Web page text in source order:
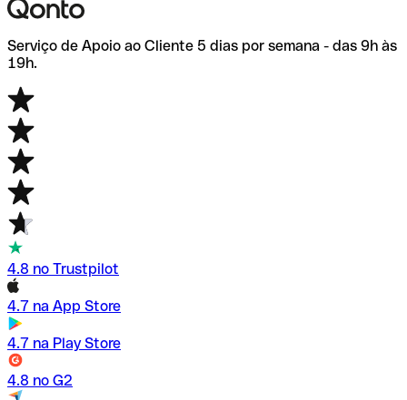
Serviço de Apoio ao Cliente 5 dias por semana - das 9h às
19h.
4.8 no Trustpilot
4.7 na App Store
4.7 na Play Store
4.8 no G2